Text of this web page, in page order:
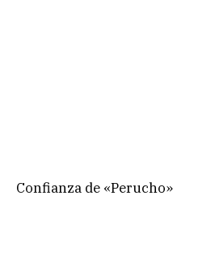
Confianza de «Perucho»